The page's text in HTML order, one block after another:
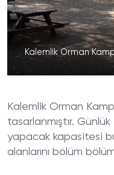
Kalemlik Orman
Kalemlik Orman
tasarlanmıştır.
yapacak kapasitesi
alanlarını bölüm